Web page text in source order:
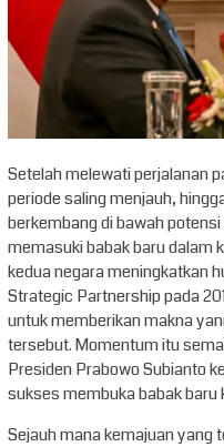
Setelah melewati perjalanan
periode saling menjauh,
berkembang di bawah
memasuki babak baru dalam
kedua negara meningkatkan
Strategic Partnership pada
untuk memberikan makna
tersebut. Momentum itu
Presiden Prabowo Subianto
sukses membuka babak baru
Sejauh mana kemajuan yang